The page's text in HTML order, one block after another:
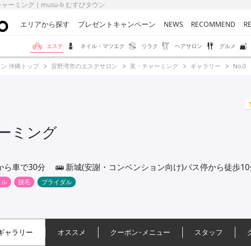
ーミング | musu-b むすびタウン
エリアから探す プレゼントキャンペーン NEWS RECOMMEND
エステ ネイル・マツエク リラク ヘアサロン グルメ
沖縄トップ 宜野湾市のエステサロン 美・チャーミング ギャラリー No.0
ミング
ら車で30分 新城(安謝・コンベンション向け)バス停から徒歩10
脱毛 ブライダル
ャラリー オススメ クーポン･ メニュー スタッフ